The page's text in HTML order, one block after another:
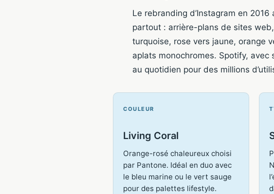
Le rebranding d’Instagram en
partout : arrière-plans de sites
turquoise, rose vers jaune, orange
aplats monochromes. Spotify,
au quotidien pour des millions
COULEUR
Living Coral
Orange-rosé chaleureux choisi
par Pantone. Idéal en duo avec
le bleu marine ou le vert sauge
pour des palettes lifestyle.